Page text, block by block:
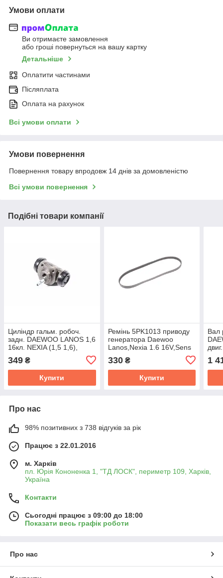
Умови оплати
Ви отримаєте замовлення
або гроші повернуться на вашу картку
Детальніше
Оплатити частинами
Післяплата
Оплата на рахунок
Всі умови оплати
Умови повернення
Повернення товару впродовж 14 днів за домовленістю
Всі умови повернення
Подібні товари компанії
Циліндр гальм. робоч.
задн. DAEWOO LANOS 1,6
16кл. NEXIA (1,5 1,6),
CHEVROLET AVEO 08-11
(RIDER) RD.43409657
349 ₴
Купити
Ремінь 5PK1013 приводу
генератора Daewoo
Lanos,Nexia 1.6 16V,Sens
AURORA,Польща)
330₴
Купити
Вал
1
Про нас
98% позитивних з 738 відгуків за рік
Працює з 22.01.2016
м. Харків
пл. Юрія Кононенка 1, "ТД ЛОСК", периметр 109, Харків,
Україна
Контакти
Сьогодні працює з 09:00 до 18:00
Показати весь графік роботи
Про нас